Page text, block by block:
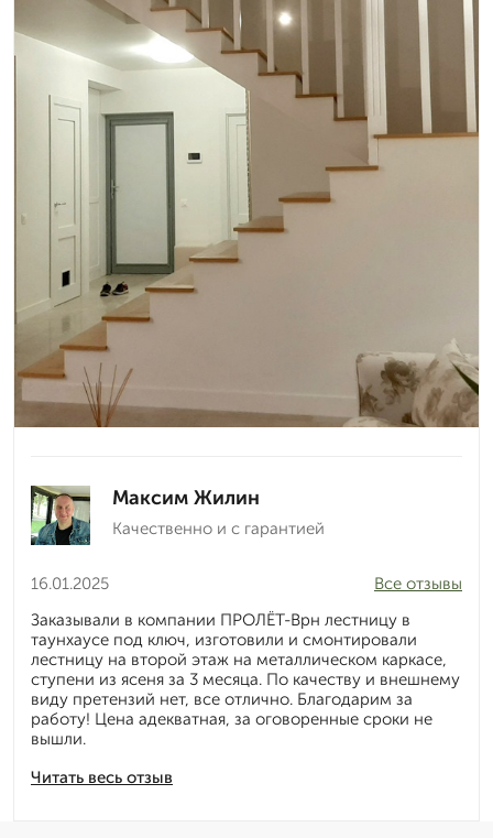
Максим Жилин
Качественно и с гарантией
16.01.2025
Читать весь отзыв
Все отзывы
Заказывали в компании ПРОЛЁТ-Врн лестницу в
таунхаусе под ключ, изготовили и смонтировали
лестницу на второй этаж на металлическом каркасе,
ступени из ясеня за 3 месяца. По качеству и внешнему
виду претензий нет, все отлично. Благодарим за
работу! Цена адекватная, за оговоренные сроки не
вышли.